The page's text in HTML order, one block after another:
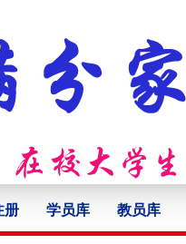
册 学员库 教员库